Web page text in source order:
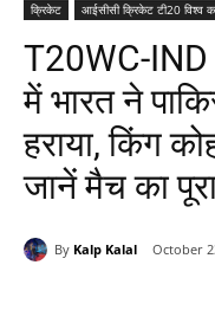
क्रिकेट आईसीसी क्रिकेट टी20 विश्व
T20WC-IND
में भारत ने
हराया, किंग
जानें मैच का
By Kalp Kalal October